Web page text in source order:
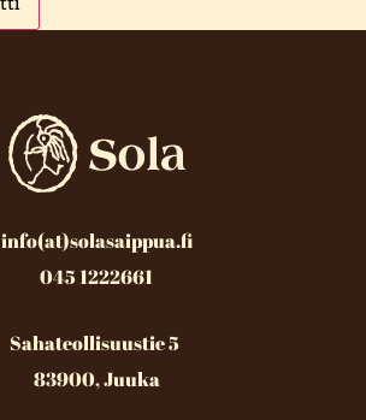
info(at)solasaippua.fi
045 1222661
Sahateollisuustie 5
83900, Juuka